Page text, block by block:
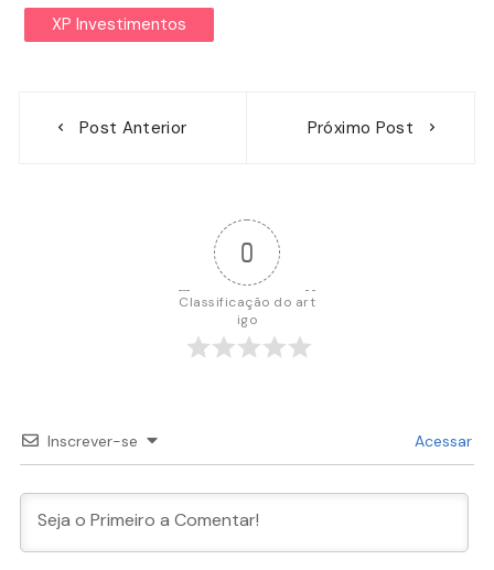
XP Investimentos
Post Anterior Próximo Post
0
Classificação do art
igo
Inscrever-se Acessar